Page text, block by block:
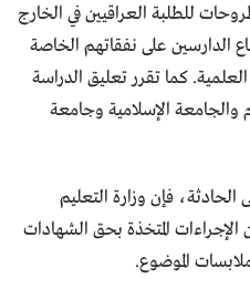
للطلبة العراقيين في الخارج
الدارسين على نفقاتهم الخاصة
كما تقرر تعليق الدراسة
والجامعة الإسلامية وجامعة
فإن وزارة التعليم
المتخذة بحق الشهادات
الموضوع.